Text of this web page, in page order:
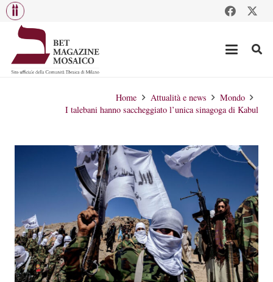
Home Attualità e news
Mondo
I talebani hanno saccheggiato l’unica sinagoga di Kabul